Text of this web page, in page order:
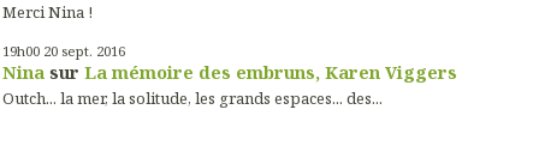
Merci Nina !
19h00 20 sept. 2016
Nina sur La mémoire des embruns, Karen Viggers
Outch... la mer, la solitude, les grands espaces... des...